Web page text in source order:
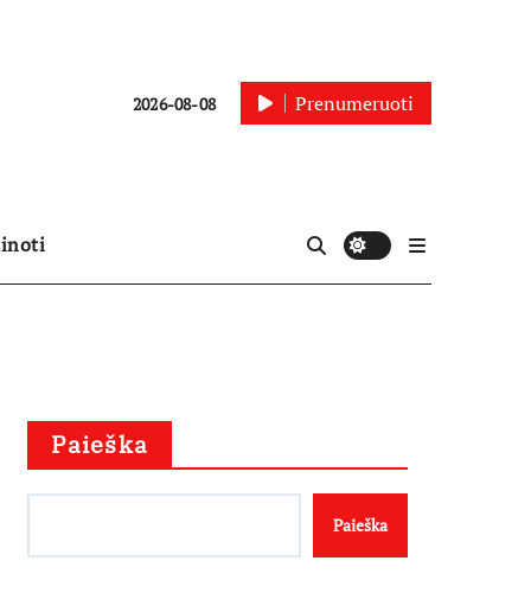
2026-08-08 Prenumeruoti
Paieška
Paieška